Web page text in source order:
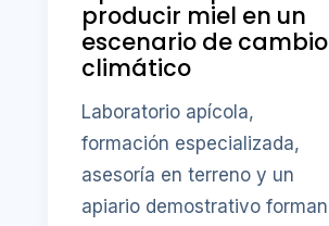
producir miel en un
escenario de cambio
climático
Laboratorio apícola,
formación especializada,
asesoría en terreno y un
apiario demostrativo forman